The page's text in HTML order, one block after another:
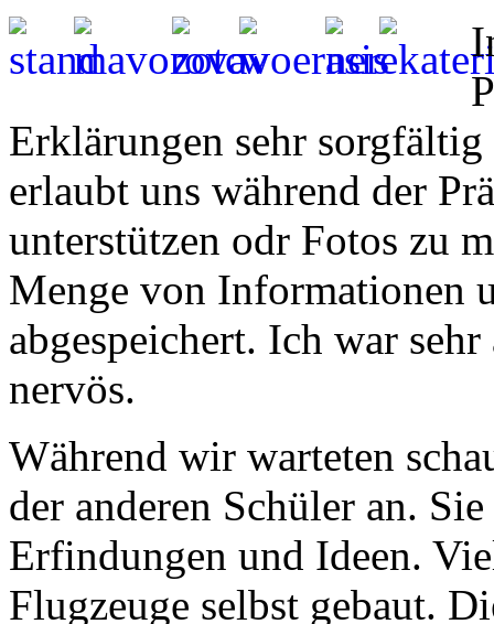
Erklärungen sehr
erlaubt uns während der
unterstützen odr Fotos zu
Menge von Informationen
abgespeichert. Ich war
nervös.
Während wir warteten
der anderen Schüler an.
Erfindungen und Ideen.
Flugzeuge selbst gebaut.